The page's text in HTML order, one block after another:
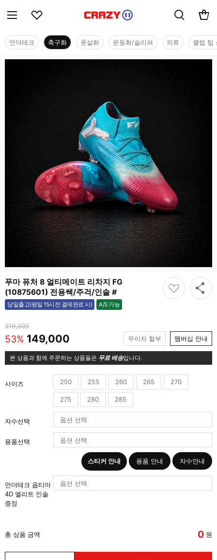
언더테크 축구화 풋살화 운동화/슬리퍼 의류 클럽 팀
축구화
푸마 퓨처 8 얼티메이트 리차지 FG
(10875601) 전용쌕/주걱/인솔 #
당일출고(평일 15시전 결제완료 시) A/S 가능
가능
319,000
53% 149,000 무이자 할부 맴버십 안내
본 상품과 함께 주문하는 상품들은 무료 배송입니다.
사이즈 250 255 260 265 270
275 280 285
자수선택
용품선택
스티커 안내 용품 안내 자수안내
언더테크 옵티마
4D 엘리트 인솔
증정
총 상품 금액 0 원